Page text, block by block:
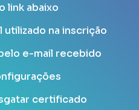
link abaixo
utilizado na inscrição
e-mail recebido
certificado